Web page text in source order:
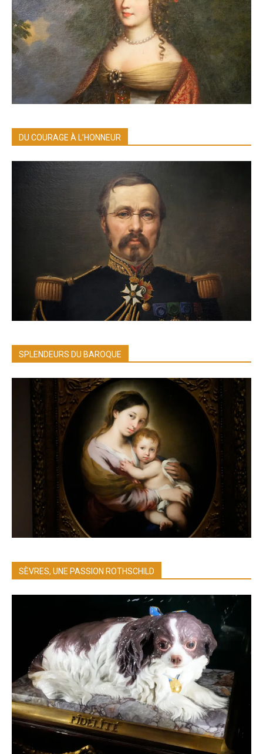
DU COURAGE À L’HONNEUR
SPLENDEURS DU BAROQUE
SÈVRES, UNE PASSION ROTHSCHILD